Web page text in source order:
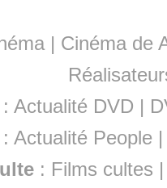
| Cinéma de
: Actualité DVD |
:Actualité People
: Films cultes